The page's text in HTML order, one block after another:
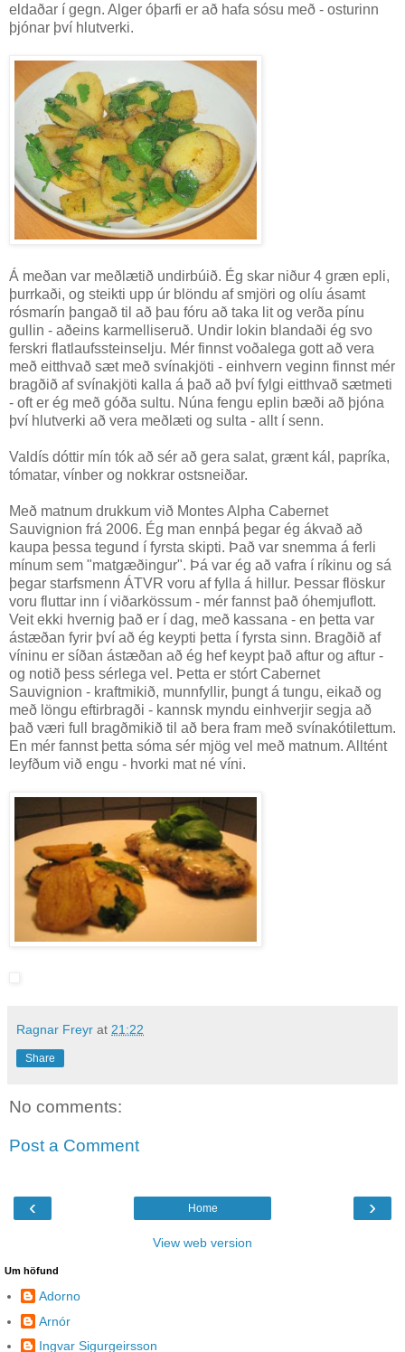
eldaðar í gegn. Alger óþarfi er að hafa sósu með - osturinn
þjónar því hlutverki.
Á meðan var meðlætið undirbúið. Ég skar niður 4 græn epli,
þurrkaði, og steikti upp úr blöndu af smjöri og olíu ásamt
rósmarín þangað til að þau fóru að taka lit og verða pínu
gullin - aðeins karmelliseruð. Undir lokin blandaði ég svo
ferskri flatlaufssteinselju. Mér finnst voðalega gott að vera
með eitthvað sæt með svínakjöti - einhvern veginn finnst mér
bragðið af svínakjöti kalla á það að því fylgi eitthvað sætmeti
- oft er ég með góða sultu. Núna fengu eplin bæði að þjóna
því hlutverki að vera meðlæti og sulta - allt í senn.
Valdís dóttir mín tók að sér að gera salat, grænt kál, papríka,
tómatar, vínber og nokkrar ostsneiðar.
Með matnum drukkum við Montes Alpha Cabernet
Sauvignion frá 2006. Ég man ennþá þegar ég ákvað að
kaupa þessa tegund í fyrsta skipti. Það var snemma á ferli
mínum sem "matgæðingur". Þá var ég að vafra í ríkinu og sá
þegar starfsmenn ÁTVR voru af fylla á hillur. Þessar flöskur
voru fluttar inn í viðarkössum - mér fannst það óhemjuflott.
Veit ekki hvernig það er í dag, með kassana - en þetta var
ástæðan fyrir því að ég keypti þetta í fyrsta sinn. Bragðið af
víninu er síðan ástæðan að ég hef keypt það aftur og aftur -
og notið þess sérlega vel. Þetta er stórt Cabernet
Sauvignion - kraftmikið, munnfyllir, þungt á tungu, eikað og
með löngu eftirbragði - kannsk myndu einhverjir segja að
það væri full bragðmikið til að bera fram með svínakótilettum.
En mér fannst þetta sóma sér mjög vel með matnum. Alltént
leyfðum við engu - hvorki mat né víni.
Ragnar Freyr at 21:22
Share
No comments:
Post a Comment
‹ ›
Home
View web version
Um höfund
Adorno
Arnór
Ingvar Sigurgeirsson